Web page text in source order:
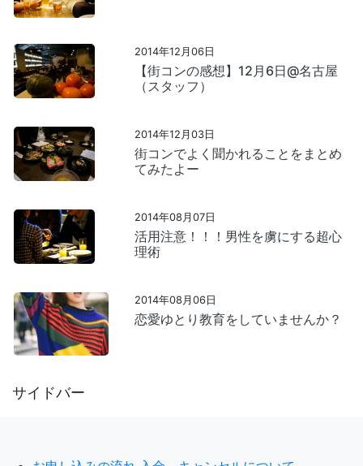
2014年12月06日
【街コンの感想】12月6日@名古屋
（スタッフ）
2014年12月03日
街コンでよく聞かれることをまとめ
てみたよー
2014年08月07日
活用注意！！！男性を虜にする超心
理術
2014年08月06日
恋愛ゆとり教育をしていませんか？
サイドバー